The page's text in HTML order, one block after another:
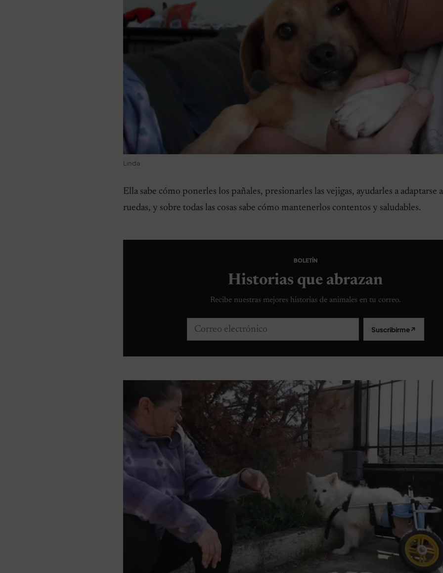
Linda
Ella sabe cómo ponerles los pañales, presionarles las vejigas, ayudarles a adaptarse
ruedas, y sobre todas las cosas sabe cómo mantenerlos contentos y saludables.
BOLETÍN
Historias que abrazan
Recibe nuestras mejores historias de animales en tu correo.
Correo electrónico Suscribirme↗